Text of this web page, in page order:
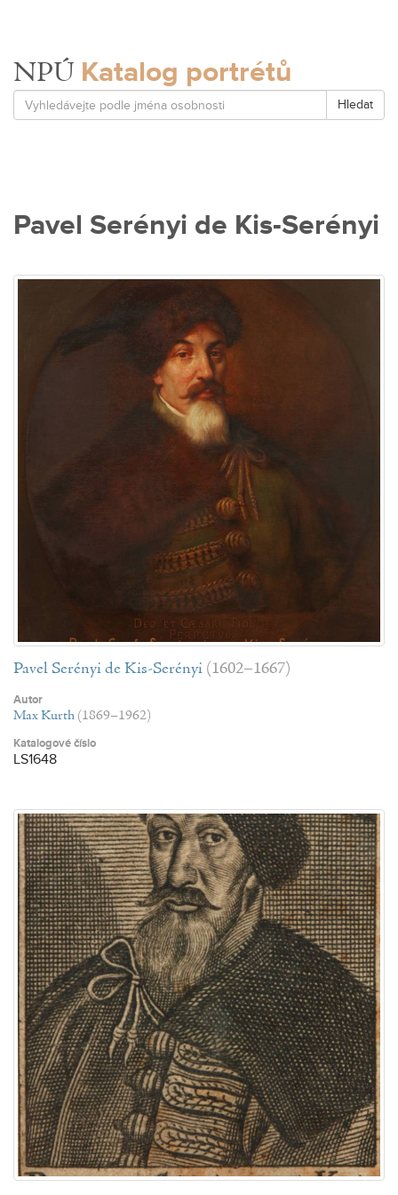
NPÚ Katalog portrétů
Hledat
Pavel Serényi de Kis-Serényi
Pavel Serényi de Kis-Serényi (1602–1667)
Autor
Max Kurth (1869–1962)
Katalogové číslo
LS1648